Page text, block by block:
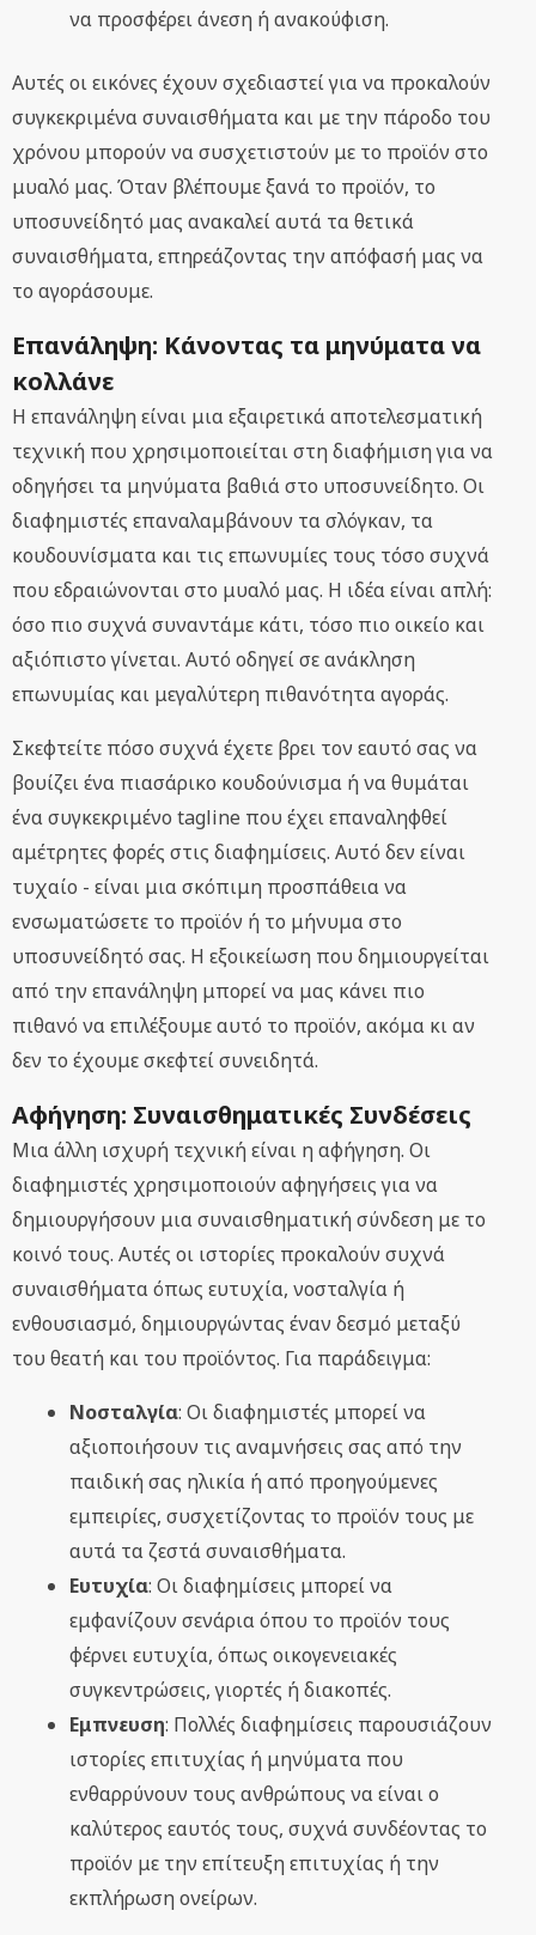
να προσφέρει άνεση ή ανακούφιση.
Αυτές οι εικόνες έχουν σχεδιαστεί για να προκαλούν
συγκεκριμένα συναισθήματα και με την πάροδο του
χρόνου μπορούν να συσχετιστούν με το προϊόν στο
μυαλό μας. Όταν βλέπουμε ξανά το προϊόν, το
υποσυνείδητό μας ανακαλεί αυτά τα θετικά
συναισθήματα, επηρεάζοντας την απόφασή μας να
το αγοράσουμε.
Επανάληψη: Κάνοντας τα μηνύματα να
κολλάνε
Η επανάληψη είναι μια εξαιρετικά αποτελεσματική
τεχνική που χρησιμοποιείται στη διαφήμιση για να
οδηγήσει τα μηνύματα βαθιά στο υποσυνείδητο. Οι
διαφημιστές επαναλαμβάνουν τα σλόγκαν, τα
κουδουνίσματα και τις επωνυμίες τους τόσο συχνά
που εδραιώνονται στο μυαλό μας. Η ιδέα είναι απλή:
όσο πιο συχνά συναντάμε κάτι, τόσο πιο οικείο και
αξιόπιστο γίνεται. Αυτό οδηγεί σε ανάκληση
επωνυμίας και μεγαλύτερη πιθανότητα αγοράς.
Σκεφτείτε πόσο συχνά έχετε βρει τον εαυτό σας να
βουίζει ένα πιασάρικο κουδούνισμα ή να θυμάται
ένα συγκεκριμένο tagline που έχει επαναληφθεί
αμέτρητες φορές στις διαφημίσεις. Αυτό δεν είναι
τυχαίο - είναι μια σκόπιμη προσπάθεια να
ενσωματώσετε το προϊόν ή το μήνυμα στο
υποσυνείδητό σας. Η εξοικείωση που δημιουργείται
από την επανάληψη μπορεί να μας κάνει πιο
πιθανό να επιλέξουμε αυτό το προϊόν, ακόμα κι αν
δεν το έχουμε σκεφτεί συνειδητά.
Αφήγηση: Συναισθηματικές Συνδέσεις
Μια άλλη ισχυρή τεχνική είναι η αφήγηση. Οι
διαφημιστές χρησιμοποιούν αφηγήσεις για να
δημιουργήσουν μια συναισθηματική σύνδεση με το
κοινό τους. Αυτές οι ιστορίες προκαλούν συχνά
συναισθήματα όπως ευτυχία, νοσταλγία ή
ενθουσιασμό, δημιουργώντας έναν δεσμό μεταξύ
του θεατή και του προϊόντος. Για παράδειγμα:
Νοσταλγία: Οι διαφημιστές μπορεί να
αξιοποιήσουν τις αναμνήσεις σας από την
παιδική σας ηλικία ή από προηγούμενες
εμπειρίες, συσχετίζοντας το προϊόν τους με
αυτά τα ζεστά συναισθήματα.
Ευτυχία: Οι διαφημίσεις μπορεί να
εμφανίζουν σενάρια όπου το προϊόν τους
φέρνει ευτυχία, όπως οικογενειακές
συγκεντρώσεις, γιορτές ή διακοπές.
Εμπνευση: Πολλές διαφημίσεις παρουσιάζουν
ιστορίες επιτυχίας ή μηνύματα που
ενθαρρύνουν τους ανθρώπους να είναι ο
καλύτερος εαυτός τους, συχνά συνδέοντας το
προϊόν με την επίτευξη επιτυχίας ή την
εκπλήρωση ονείρων.